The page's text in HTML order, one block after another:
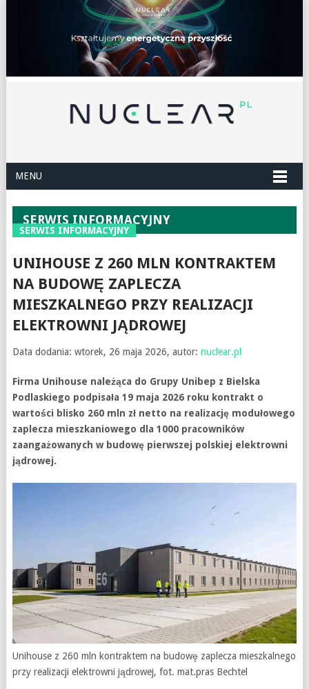
MENU
SERWIS INFORMACYJNY
UNIHOUSE Z 260 MLN KONTRAKTEM
NA BUDOWĘ ZAPLECZA
MIESZKALNEGO PRZY REALIZACJI
ELEKTROWNI JĄDROWEJ
Data dodania: wtorek, 26 maja 2026, autor: nuclear.pl
Firma Unihouse należąca do Grupy Unibep z Bielska
Podlaskiego podpisała 19 maja 2026 roku kontrakt o
wartości blisko 260 mln zł netto na realizację modułowego
zaplecza mieszkaniowego dla 1000 pracowników
zaangażowanych w budowę pierwszej polskiej elektrowni
jądrowej.
Unihouse z 260 mln kontraktem na budowę zaplecza mieszkalnego
przy realizacji elektrowni jądrowej, fot. mat.pras Bechtel
SERWIS INFORMACYJNY